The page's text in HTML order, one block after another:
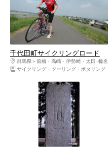
千代田町サイクリングロード
群馬県
前橋・高崎・伊勢崎・太田･榛名
サイクリング・ツーリング・ポタリング